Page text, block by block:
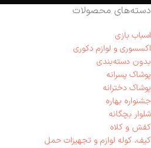
دسته‌های محصولات
اسباب بازی
اکسسوری و لوازم دکوری
بدون دسته‌بندی
پوشاک پسرانه
پوشاک دخترانه
جشنواره بهاره
شلوار بچگانه
کفش و کلاه
کیف، کوله لوازم و تجهیزات حمل